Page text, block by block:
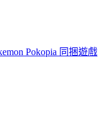
Pokopia 同捆遊戲